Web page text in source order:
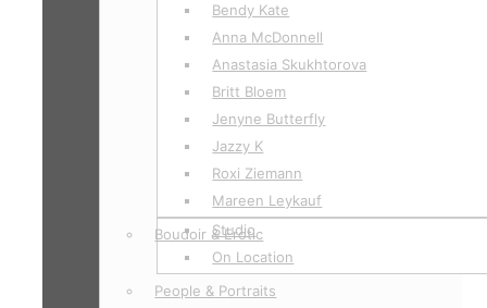
Bendy Kate
Anna McDonnell
Anastasia Skukhtorova
Britt Bloem
Jenyne Butterfly
Jazzy K
Roxi Ziemann
Mareen Leykauf
Boudoir & Erotic
Studio
On Location
People & Portraits